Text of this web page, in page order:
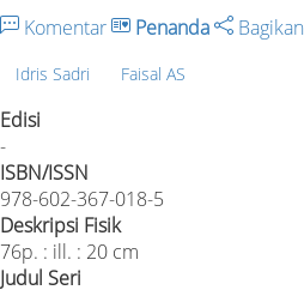
Komentar Penanda Bagikan
Idris Sadri Faisal AS
Edisi
-
ISBN/ISSN
978-602-367-018-5
Deskripsi Fisik
76p. : ill. : 20 cm
Judul Seri